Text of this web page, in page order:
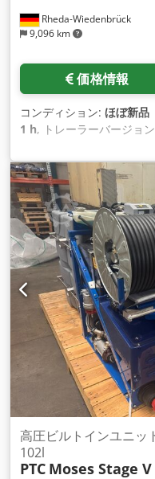
Rheda-Wiedenbrück
9,096 km
価格情報
コンディション: ほぼ新品
1 h, トレーラーバージョ
力と11～80リットル/分
動には 、水冷式4気筒の
ています。トレーラー内
使用されており、耐久性
た、フレームを下地処理
い外観を実現しています
を簡単に引き抜くことが
は、温水ボイラー、電動
のオプ シ ョンを設定す
ていないDynajet、Falch
、Oertzen、Uraca、
デル 圧力 流量 CDT50-
40Lpm CDT50-500
CDT50-1000 1000bar
CDT50-1380 1380 bar
CDT50-2000 2000bar
ス。ポンプ速度：
製4気筒水冷式 駆動モータ
度：1900rpm タンク：
ウドネス（1m）：89
高圧ビルトインユニッ
102l
PTC Moses Stage V